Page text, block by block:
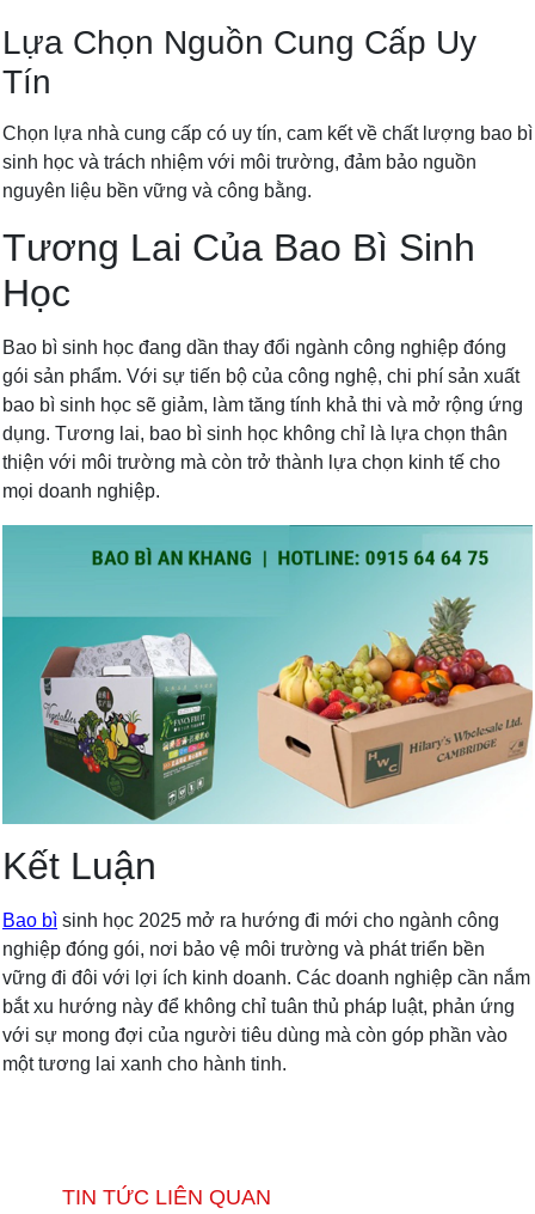
Lựa Chọn Nguồn Cung Cấp Uy
Tín
Chọn lựa nhà cung cấp có uy tín, cam kết về chất lượng bao bì
sinh học và trách nhiệm với môi trường, đảm bảo nguồn
nguyên liệu bền vững và công bằng.
Tương Lai Của Bao Bì Sinh
Học
Bao bì sinh học đang dần thay đổi ngành công nghiệp đóng
gói sản phẩm. Với sự tiến bộ của công nghệ, chi phí sản xuất
bao bì sinh học sẽ giảm, làm tăng tính khả thi và mở rộng ứng
dụng. Tương lai, bao bì sinh học không chỉ là lựa chọn thân
thiện với môi trường mà còn trở thành lựa chọn kinh tế cho
mọi doanh nghiệp.
Kết Luận
Bao bì sinh học 2025 mở ra hướng đi mới cho ngành công
nghiệp đóng gói, nơi bảo vệ môi trường và phát triển bền
vững đi đôi với lợi ích kinh doanh. Các doanh nghiệp cần nắm
bắt xu hướng này để không chỉ tuân thủ pháp luật, phản ứng
với sự mong đợi của người tiêu dùng mà còn góp phần vào
một tương lai xanh cho hành tinh.
TIN TỨC LIÊN QUAN